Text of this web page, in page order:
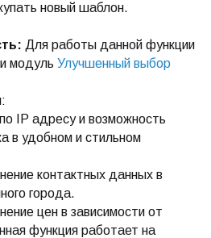
новый шаблон.
Для работы данной функции
модуль Улучшенный выбор
IP адресу и возможность
в удобном и стильном
контактных данных в
города.
цен в зависимости от
функция работает на